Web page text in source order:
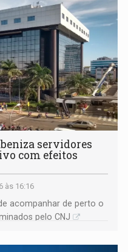
servidores
com efeitos
às 16:16
acompanhar de perto o
pelo CNJ